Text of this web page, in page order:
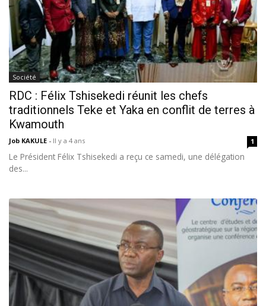
Société
RDC : Félix Tshisekedi réunit les chefs
traditionnels Teke et Yaka en conflit de terres à
Kwamouth
Job KAKULE - Il y a 4 ans 1
Le Président Félix Tshisekedi a reçu ce samedi, une délégation
des...